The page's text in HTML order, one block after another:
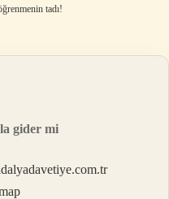
tadı!
gider mi